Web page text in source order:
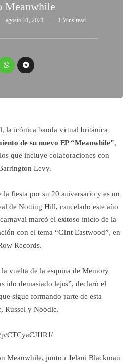
Meanwhile
agosto 31, 2021 1 Mins read
la icónica banda virtual británica
de su nuevo EP “Meanwhile”,
que incluye colaboraciones con
Levy.
la fiesta por su 20 aniversario y es un
de Notting Hill, cancelado este año
marcó el exitoso inicio de la
con el tema “Clint Eastwood”, en
Records.
vuelta de la esquina de Memory
ido demasiado lejos”, declaró el
sigue formando parte de esta
Russel y Noodle.
CTCyaCJIJRJ/
Meanwhile, junto a Jelani Blackman